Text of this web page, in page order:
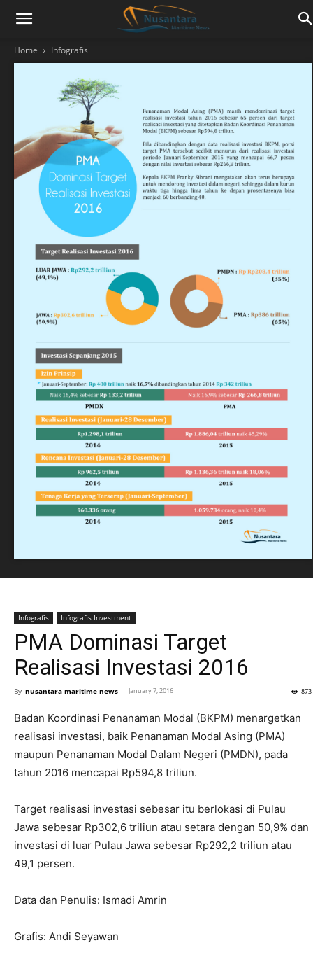
Home Infografis
Infografis Infografis Investment
PMA Dominasi Target
Realisasi Investasi 2016
By nusantara maritime news - January 7, 2016 873
Badan Koordinasi Penanaman Modal (BKPM) menargetkan
realisasi investasi, baik Penanaman Modal Asing (PMA)
maupun Penanaman Modal Dalam Negeri (PMDN), pada
tahun 2016 mencapai Rp594,8 triliun.
Target realisasi investasi sebesar itu berlokasi di Pulau
Jawa sebesar Rp302,6 triliun atau setara dengan 50,9% dan
investasi di luar Pulau Jawa sebesar Rp292,2 triliun atau
49,1 persen.
Data dan Penulis: Ismadi Amrin
Grafis: Andi Seyawan